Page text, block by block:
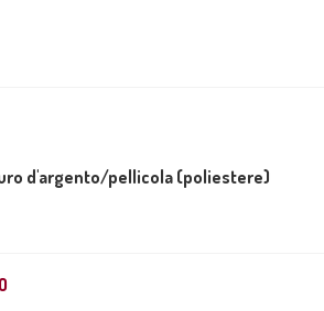
d'argento/pellicola (poliestere)